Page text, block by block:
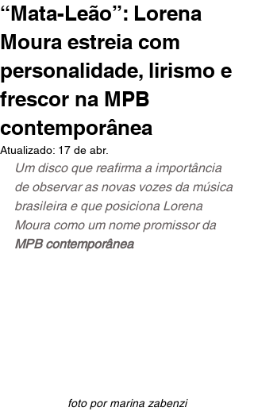
“Mata-Leão”: Lorena
Moura estreia com
personalidade, lirismo e
frescor na MPB
contemporânea
Atualizado: 17 de abr.
Um disco que reafirma a importância
de observar as novas vozes da música
brasileira e que posiciona Lorena
Moura como um nome promissor da
MPB contemporânea
foto por marina zabenzi